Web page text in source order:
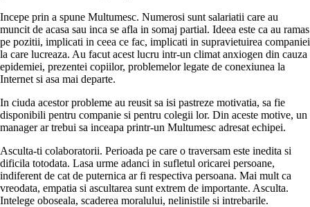
Incepe prin a spune Multumesc. Numerosi sunt salariatii care au
muncit de acasa sau inca se afla in somaj partial. Ideea este ca au ramas
pe pozitii, implicati in ceea ce fac, implicati in supravietuirea companiei
la care lucreaza. Au facut acest lucru intr-un climat anxiogen din cauza
epidemiei, prezentei copiilor, problemelor legate de conexiunea la
Internet si asa mai departe.
In ciuda acestor probleme au reusit sa isi pastreze motivatia, sa fie
disponibili pentru companie si pentru colegii lor. Din aceste motive, un
manager ar trebui sa inceapa printr-un Multumesc adresat echipei.
Asculta-ti colaboratorii. Perioada pe care o traversam este inedita si
dificila totodata. Lasa urme adanci in sufletul oricarei persoane,
indiferent de cat de puternica ar fi respectiva persoana. Mai mult ca
vreodata, empatia si ascultarea sunt extrem de importante. Asculta.
Intelege oboseala, scaderea moralului, nelinistile si intrebarile.